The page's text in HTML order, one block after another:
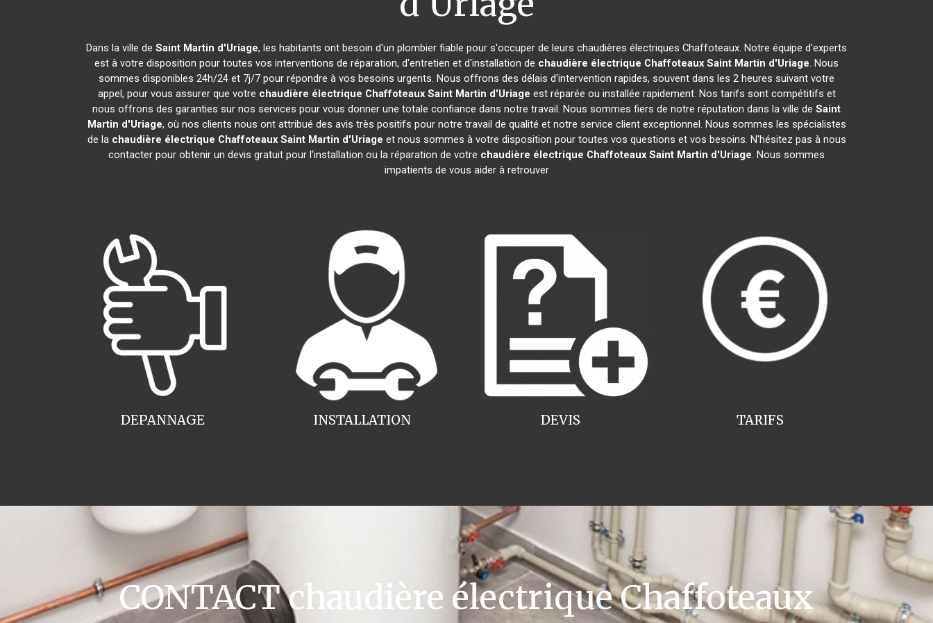
Dans la ville de Saint Martin d'Uriage, les habitants ont besoin d'un plombier fiable pour s'occuper de leurs chaudières électriques Chaffoteaux. Notre équipe d'experts
est à votre disposition pour toutes vos interventions de réparation, d'entretien et d'installation de chaudière électrique Chaffoteaux Saint Martin d'Uriage. Nous
sommes disponibles 24h/24 et 7j/7 pour répondre à vos besoins urgents. Nous offrons des délais d'intervention rapides, souvent dans les 2 heures suivant votre
appel, pour vous assurer que votre chaudière électrique Chaffoteaux Saint Martin d'Uriage est réparée ou installée rapidement. Nos tarifs sont compétitifs et
nous offrons des garanties sur nos services pour vous donner une totale confiance dans notre travail. Nous sommes fiers de notre réputation dans la ville de Saint
Martin d'Uriage, où nos clients nous ont attribué des avis très positifs pour notre travail de qualité et notre service client exceptionnel. Nous sommes les spécialistes
de la chaudière électrique Chaffoteaux Saint Martin d'Uriage et nous sommes à votre disposition pour toutes vos questions et vos besoins. N'hésitez pas à nous
contacter pour obtenir un devis gratuit pour l'installation ou la réparation de votre chaudière électrique Chaffoteaux Saint Martin d'Uriage. Nous sommes
impatients de vous aider à retrouver
INSTALLATION
DEPANNAGE TARIFS
DEVIS
CONTACT chaudière électrique Chaffoteaux